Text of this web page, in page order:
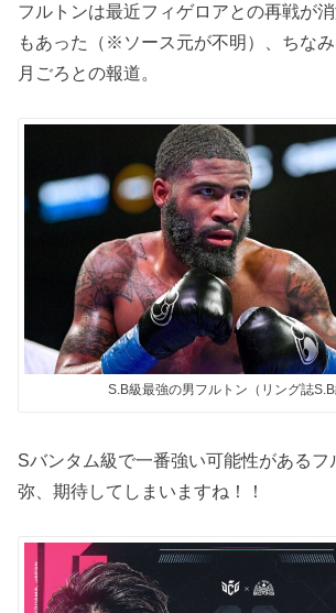
フルトンは最近フィゲロアとの再戦が
もあった（※ソース元が不明）、ちな
月ごろとの報道。
S.B級最強の男フルトン（リング誌S.B
Sバンタム級で一番強い可能性があるフ
弥、期待してしまいますね！！